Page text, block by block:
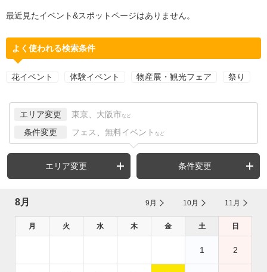
最近見たイベント&スポットページはありません。
よく使われる検索条件
花イベント 体験イベント 物産展・観光フェア 祭り
エリア変更 東京、大阪市 など
条件変更 フェス、無料イベント など
エリア変更 条件変更
8月 9月 10月 11月
月 火 水 木 金 土 日
1 2